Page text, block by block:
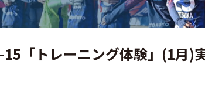
「トレーニング体験」(1月)